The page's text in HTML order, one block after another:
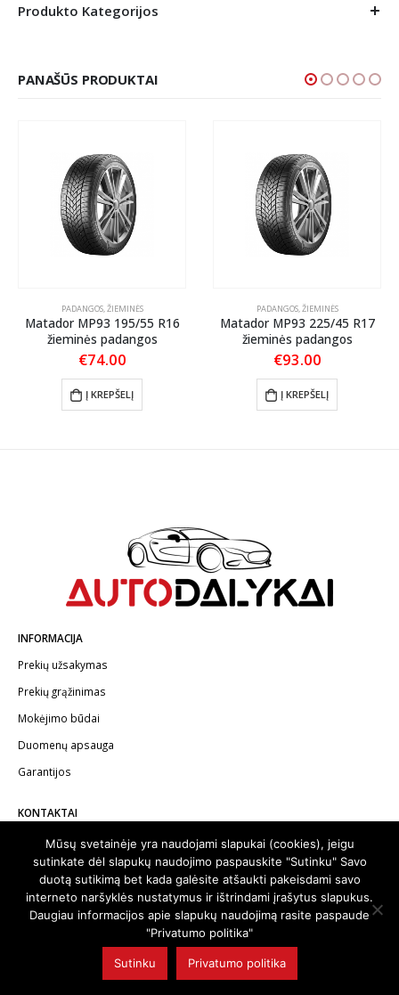
Produkto Kategorijos
PANAŠŪS PRODUKTAI
PADANGOS,ŽIEMINĖS
Matador MP93 195/55 R16
žieminės padangos
€74.00
Į KREPŠELĮ
PADANGOS,ŽIEMINĖS
Matador MP93 225/45 R17
žieminės padangos
€93.00
Į KREPŠELĮ
INFORMACIJA
Prekių užsakymas
Prekių grąžinimas
Mokėjimo būdai
Duomenų apsauga
Garantijos
KONTAKTAI
Telefonas:+370 602 62622
El.paštas: info@autodalykai.lt
© 2024. Visos teisės saugomos | Svetainę sukūrė:svetainesideja.lt
Mūsų svetainėje yra naudojami slapukai (cookies), jeigu
sutinkate dėl slapukų naudojimo paspauskite "Sutinku" Savo
duotą sutikimą bet kada galėsite atšaukti pakeisdami savo
interneto naršyklės nustatymus ir ištrindami įrašytus slapukus.
Daugiau informacijos apie slapukų naudojimą rasite paspaude
"Privatumo politika"
Sutinku Privatumo politika